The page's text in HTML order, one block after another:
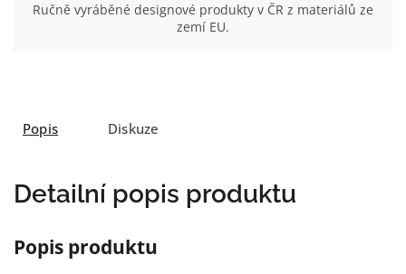
Ručně vyráběné designové produkty v ČR z materiálů ze
zemí EU.
Popis Diskuze
Detailní popis produktu
Popis produktu